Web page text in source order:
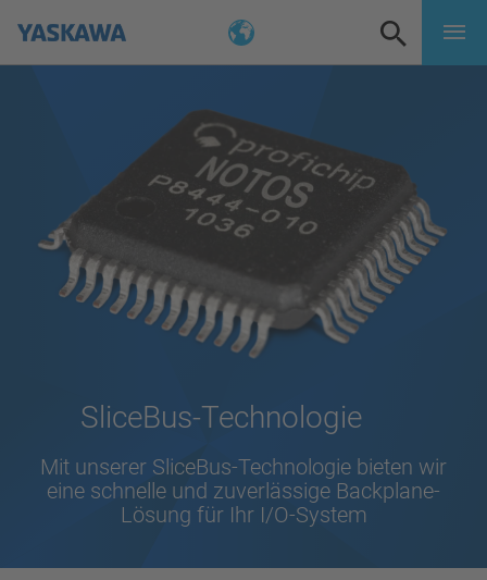
SliceBus-Technologie
Mit unserer SliceBus-Technologie bieten wir
eine schnelle und zuverlässige Backplane-
Lösung für Ihr I/O-System